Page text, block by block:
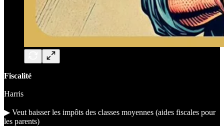
Fiscalité
Harris
▶︎ Veut baisser les impôts des classes moyennes (aides fiscales pour
les parents)